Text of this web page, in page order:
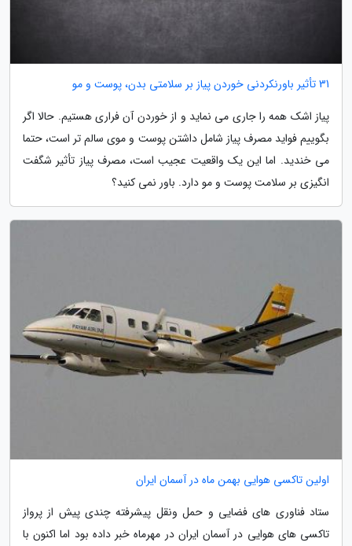
31 تأثیر باورنکردنی خوردن پیاز بر سلامتی بدن، پوست و مو
پیاز اشک همه را جاری می نماید و از خوردن آن فراری هستیم. حالا اگر
بگوییم فواید مصرف پیاز شامل داشتن پوست و موی سالم تر است، حتما
می خندید. اما این یک واقعیت عجیب است، مصرف پیاز تأثیر شگفت
انگیزی بر سلامت پوست و مو دارد. باور نمی کنید؟
اولین تاکسی هوایی بهمن ماه در آسمان ایران
ستاد فناوری های فضایی و حمل ونقل پیشرفته چندی پیش از پرواز
تاکسی های هوایی در آسمان ایران در مهرماه خبر داده بود اما اکنون با